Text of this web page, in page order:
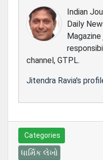
Indian
Daily
channel, GTPL.
Jitendra Ravia's
Categories
ધાર્મિક લેખો